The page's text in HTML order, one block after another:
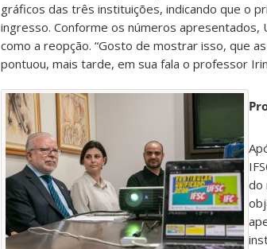
gráficos das três instituições, indicando que o
ingresso. Conforme os números apresentados,
como a reopção. “Gosto de mostrar isso, que
pontuou, mais tarde, em sua fala o professor
do